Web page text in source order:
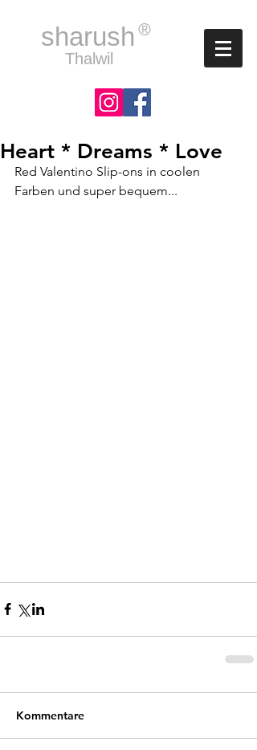
Thalwil
sharush ®
Heart * Dreams * Love
Red Valentino Slip-ons in coolen
Farben und super bequem...
Kommentare